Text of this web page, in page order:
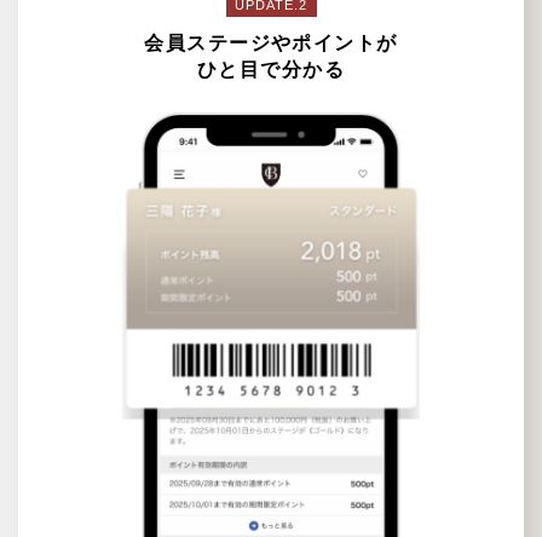
UPDATE.2
会員ステージやポイントが
ひと目で分かる